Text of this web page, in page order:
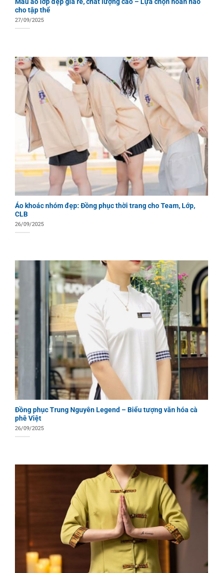
cho tập thể
27/09/2025
Áo khoác nhóm đẹp: Đồng phục thời trang cho Team, Lớp,
CLB
26/09/2025
Đồng phục Trung Nguyên Legend – Biểu tượng văn hóa cà
phê Việt
26/09/2025